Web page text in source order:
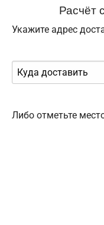
Расчёт
Укажите адрес
Либо отметьте